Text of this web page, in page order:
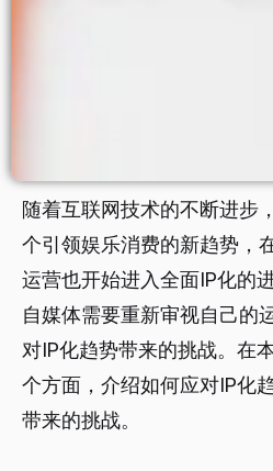
随着互联网技术的不断进步
个引领娱乐消费的新趋势，
运营也开始进入全面IP化的
自媒体需要重新审视自己的
对IP化趋势带来的挑战。在
个方面，介绍如何应对IP化
带来的挑战。